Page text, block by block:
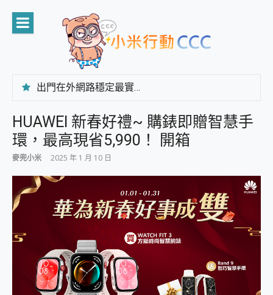
content
出門在外網路穩定最實在 「台灣大哥大」榮獲 4G/5G 在線率全球 NO.3 全台第一與全台六冠王實測心得，走到哪順到哪！
專為 PC上的 XBOX和掌機設計的 FireCuda X1070 SSD 固態硬碟開箱 評測
台灣製攝影機在這裡，100%全無線設計 SpotCam Solo Eco 太陽能防水雲端攝影機 SpotCam Solo 3 2.5K高畫質戶外攝影機 開箱 評測
AI 支付 一錶搞定大小事 Xiaomi Watch 5 開箱 評測
超驚艷 讓人一眼就愛上 LENOVO 聯想 Yoga Book 9 14吋 AI輕薄筆電 開箱 評測
美到讓人超想擁有 moto pad 60 系列 與 Moto | Swarovski razr 60 冰藍限定版本 開箱 評測
好用的 EaseUS Partition Master 讓您輕鬆的移除與格式化有防寫保護的隨身碟或SD卡
一鍵修復模糊影片、舊照的 AI 好幫手! VideoProc Converter AI 新版全解析 × 年末優惠，一篇全看懂
小朋友才做選擇 投影機 RGB藍牙音響 氛圍情境燈 我通通都要！ Starfish 2 幻彩膠囊投影機｜結合「 智慧投影 & 煥彩流動 」的沈浸式生活新體驗
外型超吸晴~ 給您絕佳操控體驗 GravaStar Mercury K1 系列 異星機械鍵盤與 Mercury X 系列 輕量無線電競滑鼠 開箱 評測
開箱~變身「蜘蛛人」椅子軍師！MSI MPG 491CQP QD-OLED 超寬曲面電競螢幕，多工辦公、爽度滿滿的終極桌面體驗
HUAWEI 新春好禮~ 購錶即贈智慧手
環，最高現省5,990！ 開箱
麥兜小米 2025 年 1 月 10 日